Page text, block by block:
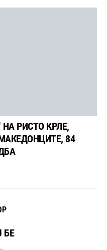
НА РИСТО КРЛЕ,
84
БЕ